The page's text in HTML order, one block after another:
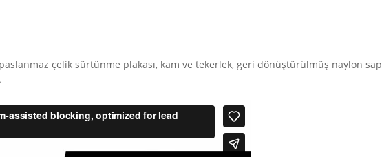
çelik sürtünme plakası, kam ve tekerlek, geri dönüştürülmüş naylon sap